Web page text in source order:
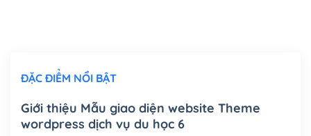
Mua thêm Host + Tên miền
Tên miền quốc tế .com .net .org (1 năm)
Tên miền Việt Nam .vn (1 năm)
ĐẶC ĐIỂM NỔI BẬT
Giới thiệu Mẫu giao diện website Theme
wordpress dịch vụ du học 6